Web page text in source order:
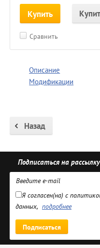
Купить
Сравнить
Описание
Модификации
Назад
Подписаться на
Я согласен(на) с
данных, подробнее
Подписаться